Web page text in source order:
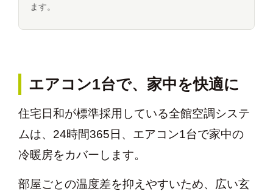
ます。
エアコン1台で、家中を快適に
住宅日和が標準採用している全館空調システ
ムは、24時間365日、エアコン1台で家中の
冷暖房をカバーします。
部屋ごとの温度差を抑えやすいため、広い玄